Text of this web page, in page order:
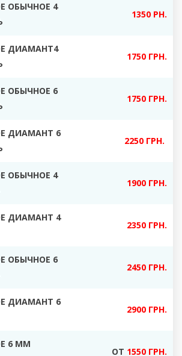
ОБЫЧНОЕ 4
1350 РН.
ДИАМАНТ4
1750 ГРН.
ОБЫЧНОЕ 6
1750 ГРН.
ДИАМАНТ 6
2250 ГРН.
ОБЫЧНОЕ 4
1900 ГРН.
ДИАМАНТ 4
2350 ГРН.
ОБЫЧНОЕ 6
2450 ГРН.
ДИАМАНТ 6
2900 ГРН.
6 ММ
ОТ 1550 ГРН.